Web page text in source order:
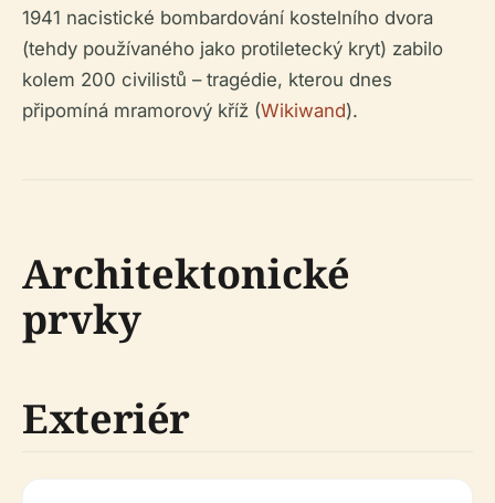
1941 nacistické bombardování kostelního dvora
(tehdy používaného jako protiletecký kryt) zabilo
kolem 200 civilistů – tragédie, kterou dnes
připomíná mramorový kříž (Wikiwand).
Architektonické
prvky
Exteriér